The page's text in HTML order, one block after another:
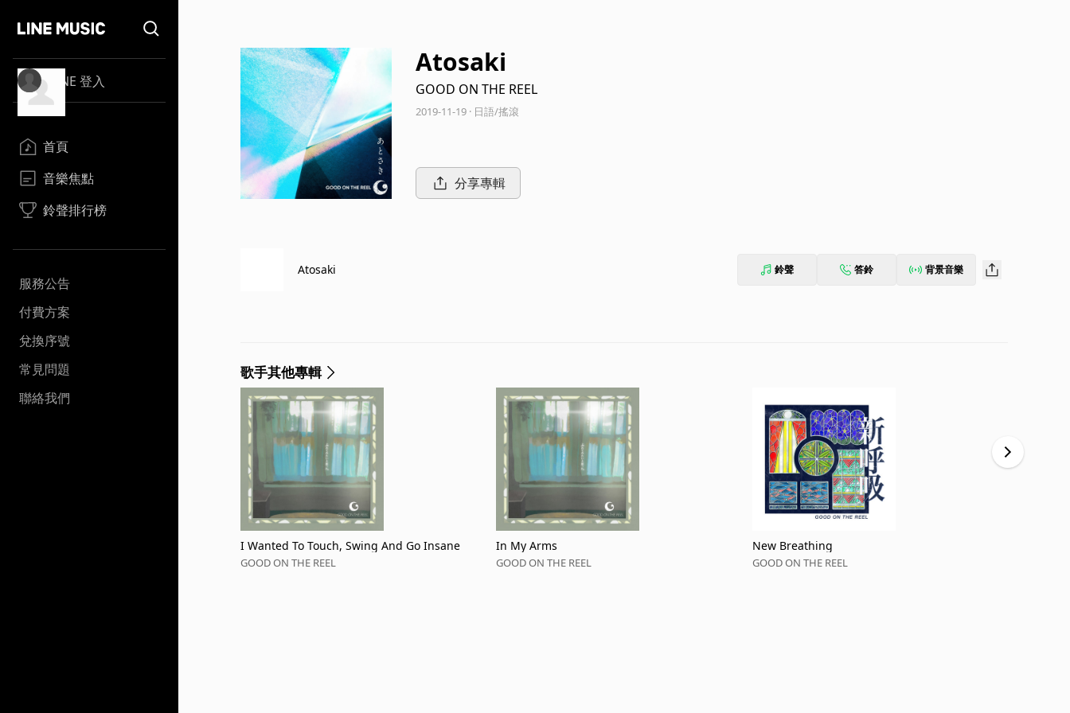
LINE 登入
首頁
音樂焦點
鈴聲排行榜
服務公告
付費方案
兌換序號
常見問題
聯絡我們
Atosaki
GOOD ON THE REEL
2019-11-19 · 日語/搖滾
分享專輯
Atosaki 鈴聲 答鈴 背景音樂
歌手其他專輯
I Wanted To Touch, Swing And Go Insane
GOOD ON THE REEL
In My Arms
GOOD ON THE REEL
New Breathing
GOOD ON THE REEL